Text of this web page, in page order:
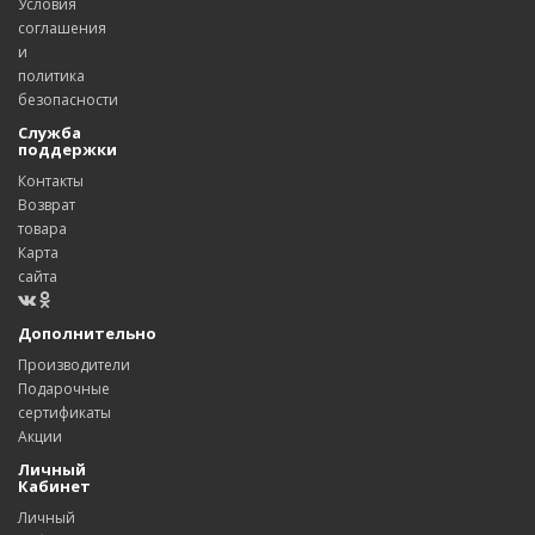
Условия
соглашения
и
политика
безопасности
Служба
поддержки
Контакты
Возврат
товара
Карта
сайта
Дополнительно
Производители
Подарочные
сертификаты
Акции
Личный
Кабинет
Личный